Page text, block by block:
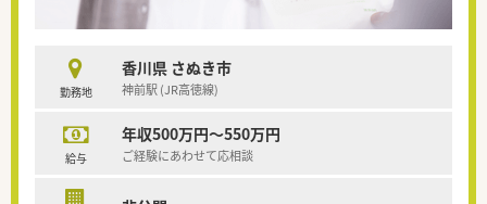
勤務地
香川県 さぬき市
神前駅 (JR高徳線)
給与
年収500万円～550万円
ご経験にあわせて応相談